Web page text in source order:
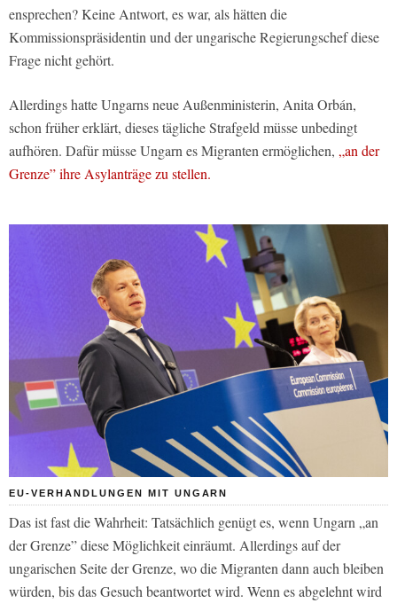
ensprechen? Keine Antwort, es war, als hätten die
Kommissionspräsidentin und der ungarische Regierungschef diese
Frage nicht gehört.
Allerdings hatte Ungarns neue Außenministerin, Anita Orbán,
schon früher erklärt, dieses tägliche Strafgeld müsse unbedingt
aufhören. Dafür müsse Ungarn es Migranten ermöglichen, „an der
Grenze” ihre Asylanträge zu stellen.
EU-VERHANDLUNGEN MIT UNGARN
Das ist fast die Wahrheit: Tatsächlich genügt es, wenn Ungarn „an
der Grenze” diese Möglichkeit einräumt. Allerdings auf der
ungarischen Seite der Grenze, wo die Migranten dann auch bleiben
würden, bis das Gesuch beantwortet wird. Wenn es abgelehnt wird